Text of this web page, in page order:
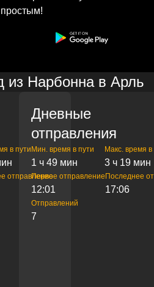
из Нарбонна в Арль
в пути
отправление
Дневные
отправления
Мин. время в пути
1 ч 49 мин
Макс. время в
3 ч 19 мин
Первое отправление
12:01
Последнее
17:06
Отправлений
7